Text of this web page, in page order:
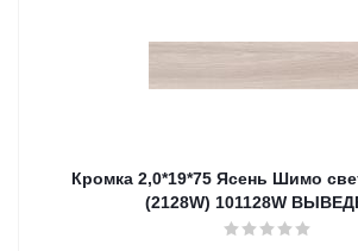
Кромка 2,0*19*75 Ясень Шимо
(2128W) 101128W